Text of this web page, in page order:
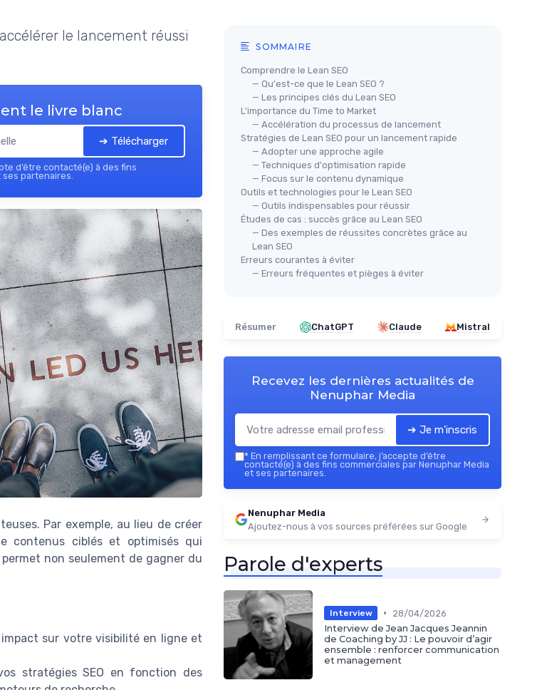
le lancement réussi
le livre blanc
➔ Télécharger
d’être contacté(e) à des fins
ses partenaires.
Par exemple, au lieu de créer
contenus ciblés et optimisés qui
non seulement de gagner du
sur votre visibilité en ligne et
stratégies SEO en fonction des
SOMMAIRE
Comprendre le Lean SEO
— Qu'est-ce que le Lean SEO ?
— Les principes clés du Lean SEO
L'importance du Time to Market
— Accélération du processus de lancement
Stratégies de Lean SEO pour un lancement rapide
— Adopter une approche agile
— Techniques d'optimisation rapide
— Focus sur le contenu dynamique
Outils et technologies pour le Lean SEO
— Outils indispensables pour réussir
Études de cas : succès grâce au Lean SEO
— Des exemples de réussites concrètes grâce au
Lean SEO
Erreurs courantes à éviter
— Erreurs fréquentes et pièges à éviter
Résumer ChatGPT Claude Mistral
Recevez les dernières actualités de
Nenuphar Media
➔ Je m'inscris
* En remplissant ce formulaire, j’accepte d’être
contacté(e) à des fins commerciales par Nenuphar Media
et ses partenaires.
Nenuphar Media
Ajoutez-nous à vos sources préférées sur Google
Parole d'experts
Interview •
28/04/2026
Interview de Jean Jacques Jeannin
de Coaching by JJ : Le pouvoir d’agir
ensemble : renforcer communication
et management